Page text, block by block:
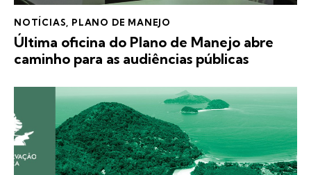
NOTÍCIAS PLANO DE MANEJO
Última oficina do Plano de Manejo abre
caminho para as audiências públicas